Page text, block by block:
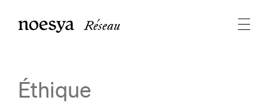
Réseau
Éthique